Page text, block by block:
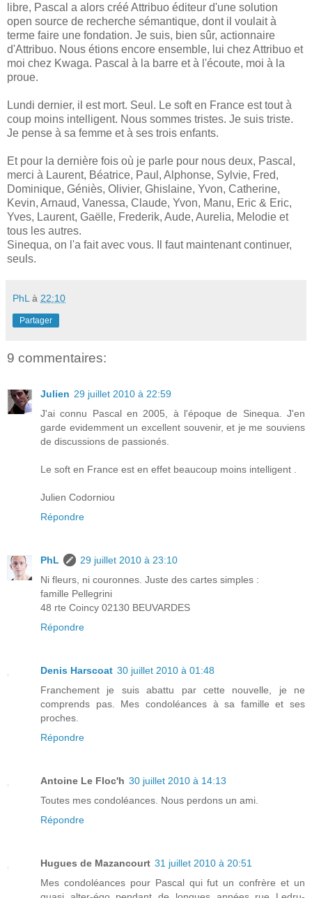
libre, Pascal a alors créé Attribuo éditeur d'une solution
open source de recherche sémantique, dont il voulait à
terme faire une fondation. Je suis, bien sûr, actionnaire
d'Attribuo. Nous étions encore ensemble, lui chez Attribuo et
moi chez Kwaga. Pascal à la barre et à l'écoute, moi à la
proue.
Lundi dernier, il est mort. Seul. Le soft en France est tout à
coup moins intelligent. Nous sommes tristes. Je suis triste.
Je pense à sa femme et à ses trois enfants.
Et pour la dernière fois où je parle pour nous deux, Pascal,
merci à Laurent, Béatrice, Paul, Alphonse, Sylvie, Fred,
Dominique, Géniès, Olivier, Ghislaine, Yvon, Catherine,
Kevin, Arnaud, Vanessa, Claude, Yvon, Manu, Eric & Eric,
Yves, Laurent, Gaëlle, Frederik, Aude, Aurelia, Melodie et
tous les autres.
Sinequa, on l'a fait avec vous. Il faut maintenant continuer,
seuls.
PhL à 22:10
Partager
9 commentaires:
Julien 29 juillet 2010 à 22:59
J'ai connu Pascal en 2005, à l'époque de Sinequa. J'en
garde evidemment un excellent souvenir, et je me souviens
de discussions de passionés.
Le soft en France est en effet beaucoup moins intelligent .
Julien Codorniou
Répondre
PhL
29 juillet 2010 à 23:10
Ni fleurs, ni couronnes. Juste des cartes simples :
famille Pellegrini
48 rte Coincy 02130 BEUVARDES
Répondre
Denis Harscoat 30 juillet 2010 à 01:48
Franchement je suis abattu par cette nouvelle, je ne
comprends pas. Mes condoléances à sa famille et ses
proches.
Répondre
Antoine Le Floc'h 30 juillet 2010 à 14:13
Toutes mes condoléances. Nous perdons un ami.
Répondre
Hugues de Mazancourt 31 juillet 2010 à 20:51
Mes condoléances pour Pascal qui fut un confrère et un